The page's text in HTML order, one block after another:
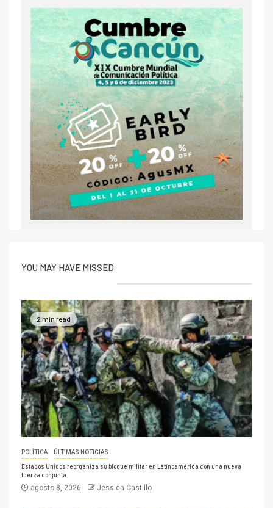
YOU MAY HAVE MISSED
2 min read
POLÍTICA ÚLTIMAS NOTICIAS
Estados Unidos reorganiza su bloque militar en Latinoamérica con una nueva
fuerza conjunta
agosto 8, 2026 Jessica Castillo